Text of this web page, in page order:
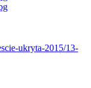
ukryta-2015/13-